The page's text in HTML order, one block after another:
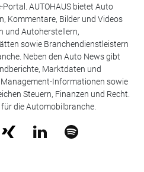
AUTOHAUS bietet Auto
Kommentare, Bilder und Videos
und Autoherstellern,
sowie Branchendienstleistern
Neben den Auto News gibt
Marktdaten und
Informationen sowie
Steuern, Finanzen und Recht.
die Automobilbranche.